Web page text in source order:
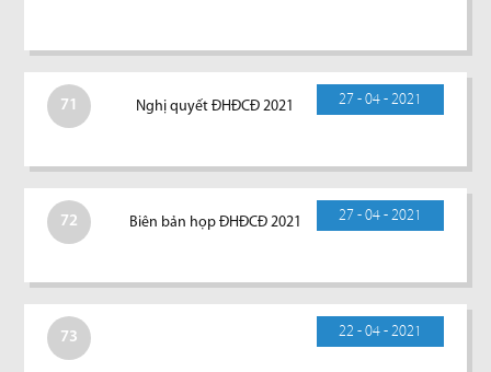
71 27 - 04 - 2021
Nghị quyết ĐHĐCĐ 2021
72 27 - 04 - 2021
Biên bản họp ĐHĐCĐ 2021
73 22 - 04 - 2021